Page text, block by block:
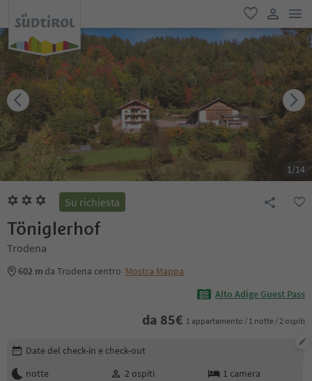
favoriti
user link
1/14
Su richiesta
Töniglerhof
Trodena
602 m da Trodena centro Mostra Mappa
Alto Adige Guest Pass
da 85€ 1 appartamento / 1 notte / 2 ospiti
Modifica i dettagli della prenotazione
Date del check-in e check-out
notte
2 ospiti 1 camera